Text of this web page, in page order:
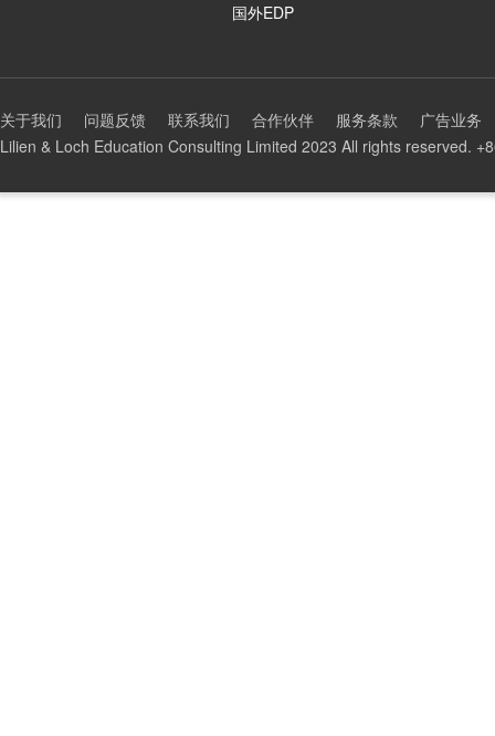
国外EDP
关于我们 问题反馈 联系我们 合作伙伴 服务条款
广告业务
Lilien & Loch Education Consulting Limited 2023 All rights reserved.